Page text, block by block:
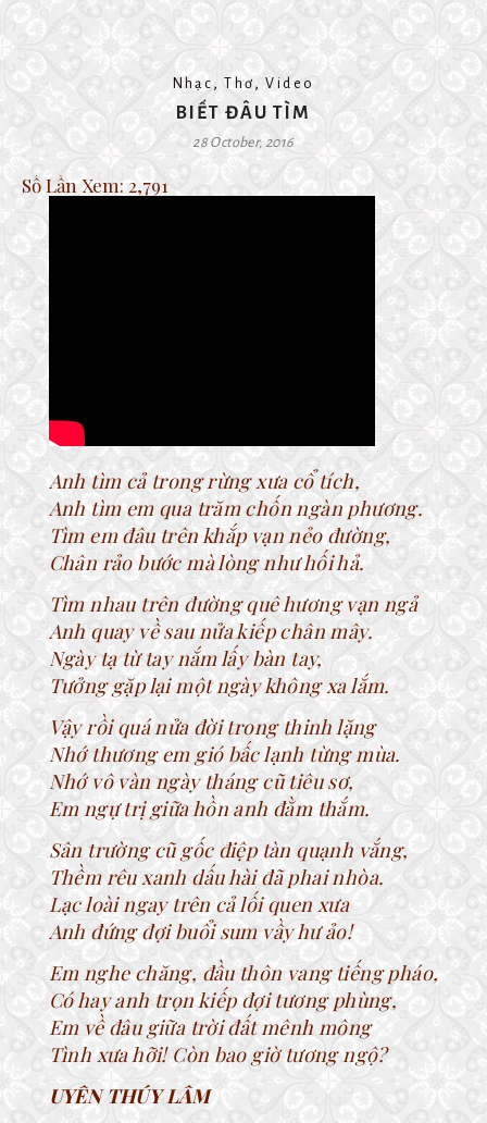
Nhạc ,Thơ ,Video
BIẾT ĐÂU TÌM
28 October, 2016
Số Lần Xem: 2,791
Anh tìm cả trong rừng xưa cổ tích,
Anh tìm em qua trăm chốn ngàn phương.
Tìm em đâu trên khắp vạn nẻo đường,
Chân rảo bước mà lòng như hối hả.
Tìm nhau trên đường quê hương vạn ngả
Anh quay về sau nửa kiếp chân mây.
Ngày tạ từ tay nắm lấy bàn tay,
Tưởng gặp lại một ngày không xa lắm.
Vậy rồi quá nửa đời trong thinh lặng
Nhớ thương em gió bấc lạnh từng mùa.
Nhớ vô vàn ngày tháng cũ tiêu sơ,
Em ngự trị giữa hồn anh đằm thắm.
Sân trường cũ gốc điệp tàn quạnh vắng,
Thềm rêu xanh dấu hài đã phai nhòa.
Lạc loài ngay trên cả lối quen xưa
Anh đứng đợi buổi sum vầy hư ảo!
Em nghe chăng, đầu thôn vang tiếng pháo,
Có hay anh trọn kiếp đợi tương phùng,
Em về đâu giữa trời đất mênh mông
Tình xưa hỡi! Còn bao giờ tương ngộ?
UYÊN THÚY LÂM